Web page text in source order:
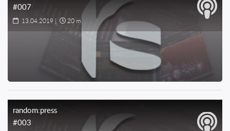
#007
13.04.2019 | 20 m.
random:press
#003